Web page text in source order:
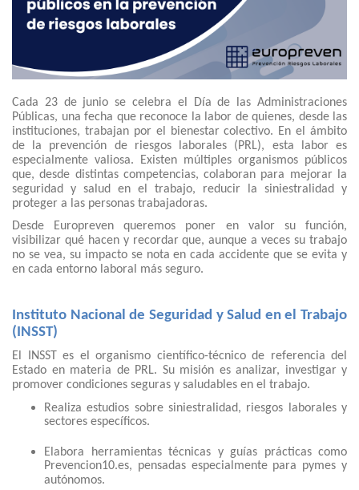
Cada 23 de junio se celebra el Día de las Administraciones
Públicas, una fecha que reconoce la labor de quienes, desde las
instituciones, trabajan por el bienestar colectivo. En el ámbito
de la prevención de riesgos laborales (PRL), esta labor es
especialmente valiosa. Existen múltiples organismos públicos
que, desde distintas competencias, colaboran para mejorar la
seguridad y salud en el trabajo, reducir la siniestralidad y
proteger a las personas trabajadoras.
Desde Europreven queremos poner en valor su función,
visibilizar qué hacen y recordar que, aunque a veces su trabajo
no se vea, su impacto se nota en cada accidente que se evita y
en cada entorno laboral más seguro.
Instituto Nacional de Seguridad y Salud en el Trabajo
(INSST)
El INSST es el organismo científico-técnico de referencia del
Estado en materia de PRL. Su misión es analizar, investigar y
promover condiciones seguras y saludables en el trabajo.
Realiza estudios sobre siniestralidad, riesgos laborales y
sectores específicos.
Elabora herramientas técnicas y guías prácticas como
Prevencion10.es, pensadas especialmente para pymes y
autónomos.